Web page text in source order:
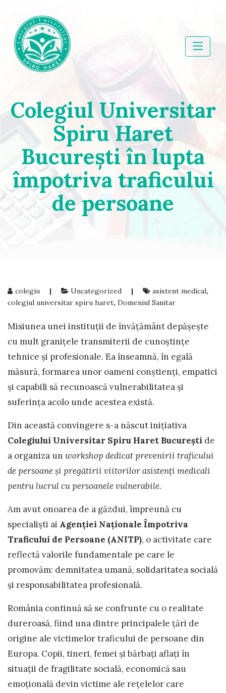
content
Colegiul Universitar
Spiru Haret
Colegiul Universitar
Spiru Haret
București în lupta
împotriva traficului
de persoane
colegiu | Uncategorized | asistent medical,
colegiul universitar spiru haret, Domeniul Sanitar
Misiunea unei instituții de învățământ depășește
cu mult granițele transmiterii de cunoștințe
tehnice și profesionale. Ea înseamnă, în egală
măsură, formarea unor oameni conștienți, empatici
și capabili să recunoască vulnerabilitatea și
suferința acolo unde acestea există.
Din această convingere s-a născut inițiativa
Colegiului Universitar Spiru Haret București de
a organiza un workshop dedicat prevenirii traficului
de persoane și pregătirii viitorilor asistenți medicali
pentru lucrul cu persoanele vulnerabile.
Am avut onoarea de a găzdui, împreună cu
specialiști ai Agenției Naționale Împotriva
Traficului de Persoane (ANITP), o activitate care
reflectă valorile fundamentale pe care le
promovăm: demnitatea umană, solidaritatea socială
și responsabilitatea profesională.
România continuă să se confrunte cu o realitate
dureroasă, fiind una dintre principalele țări de
origine ale victimelor traficului de persoane din
Europa. Copii, tineri, femei și bărbați aflați în
situații de fragilitate socială, economică sau
emoțională devin victime ale rețelelor care